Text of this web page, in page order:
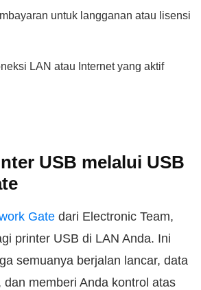
untuk langganan atau lisensi
LAN atau Internet yang aktif
USB melalui USB
Gate dari Electronic Team,
printer USB di LAN Anda. Ini
semuanya berjalan lancar, data
memberi Anda kontrol atas